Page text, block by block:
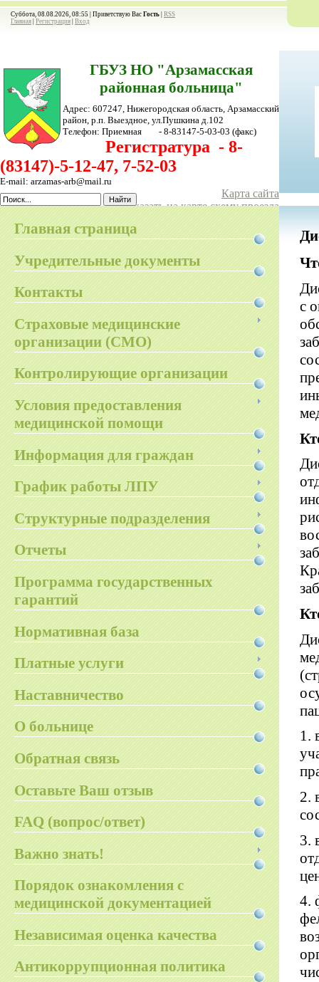
Суббота, 08.08.2026, 08:55 | Приветствую Вас Гость RSS
Главная Регистрация Вход
ГБУЗ НО "Арзамасская
районная больница"
Адрес: 607247, Нижегородская область, Арзамасский
район, р.п. Выездное, ул.Пушкина д.102
Телефон: Приемная - 8-83147-5-03-03 (факс)
Регистратура - 8-
(83147)-5-12-47, 7-52-03
E-mail: arzamas-arb@mail.ru
Карта сайта
Показать на карте схему проезда
Главная страница
Учредительные документы
Контакты
Страховые медицинские
организации (СМО)
Контролирующие организации
Условия предоставления
медицинской помощи
Информация для граждан
График работы ЛПУ
Структурные подразделения
Отчеты
Программа государственных
гарантий
Нормативная база
Платные услуги
Наставничество
О больнице
Обратная связь
Оставьте Ваш отзыв
FAQ (вопрос/ответ)
Важно знать!
Порядок ознакомления с
медицинской документацией
Независимая оценка качества
Антикоррупционная политика
с
1.
2.
3.
4.